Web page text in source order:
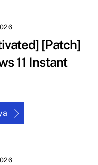
[Patch]
11 Instant